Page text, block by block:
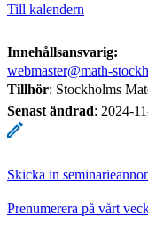
Till kalendern
Innehållsansvarig:
webmaster@math-
Tillhör: Stockholms
Senast ändrad: 2024-
Skicka in
Prenumerera på vårt